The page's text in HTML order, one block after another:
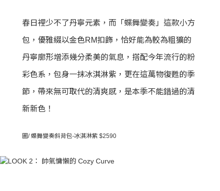
春日裡少不了丹寧元素，而「蝶舞變奏」這款小方
包，優雅綴以金色RM扣飾，恰好能為較為粗獷的
丹寧廓形增添幾分柔美的氣息，搭配今年流行的粉
彩色系，包身一抹冰淇淋紫，更在這萬物復甦的季
節，帶來無可取代的清爽感，是本季不能錯過的清
新新色！
圖/ 蝶舞變奏斜背包-冰淇淋紫 $2590